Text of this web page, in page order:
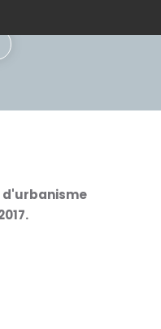
d'urbanisme